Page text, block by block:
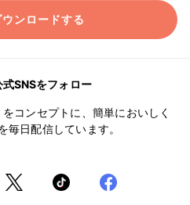
ンロードする
SNSをフォロー
コンセプトに、簡単においしく
毎日配信しています。